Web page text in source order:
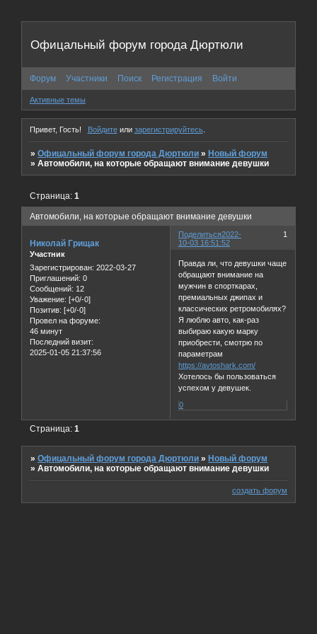
Офицальный форум города Дюртюли
Форум Участники Поиск Регистрация Войти
Активные темы
Привет, Гость! Войдитеили зарегистрируйтесь.
»Офицальный форум города Дюртюли »Новый форум
»Автомобили, на которые обращают внимание девушки
Автомобили, на которые обращают внимание девушки
Страница:1
Поделиться 1
2022-
10-03 16:51:52
Николай Грищак
Участник
Зарегистрирован: 2022-03-27
Приглашений: 0
Сообщений: 12
Уважение: [+0/-0]
Позитив: [+0/-0]
Провел на форуме:
46 минут
Последний визит:
2025-01-05 21:37:56
Правда ли, что девушки чаще
обращают внимание на
мужчин в спорткарах,
премиальных джипах и
классических ретромобилях?
Я люблю авто, как-раз
выбираю какую марку
приобрести, смотрю по
параметрам
https://avtoshark.com/
Хотелось бы пользоваться
успехом у девушек.
0
Страница:1
»Офицальный форум города Дюртюли »Новый форум
»Автомобили, на которые обращают внимание девушки
создать форум